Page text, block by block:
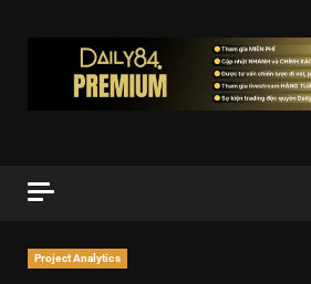
Project Analytics